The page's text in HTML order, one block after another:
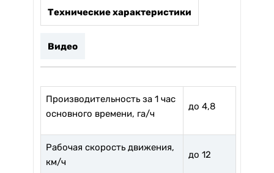
Технические характеристики
Видео
Производительность за 1 час
основного времени, га/ч
до 4,8
Рабочая скорость движения,
км/ч
до 12